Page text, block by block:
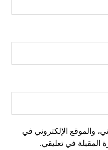
والموقع الإلكتروني في
المقبلة في تعليقي.